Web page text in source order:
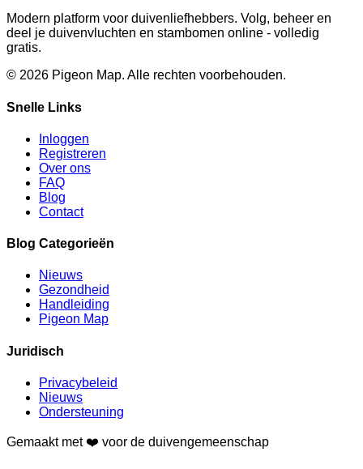
Modern platform voor duivenliefhebbers. Volg, beheer en
deel je duivenvluchten en stambomen online - volledig
gratis.
© 2026 Pigeon Map. Alle rechten voorbehouden.
Snelle Links
Inloggen
Registreren
Over ons
FAQ
Blog
Contact
Blog Categorieën
Nieuws
Gezondheid
Handleiding
Pigeon Map
Juridisch
Privacybeleid
Nieuws
Ondersteuning
Gemaakt met❤️ voor de duivengemeenschap